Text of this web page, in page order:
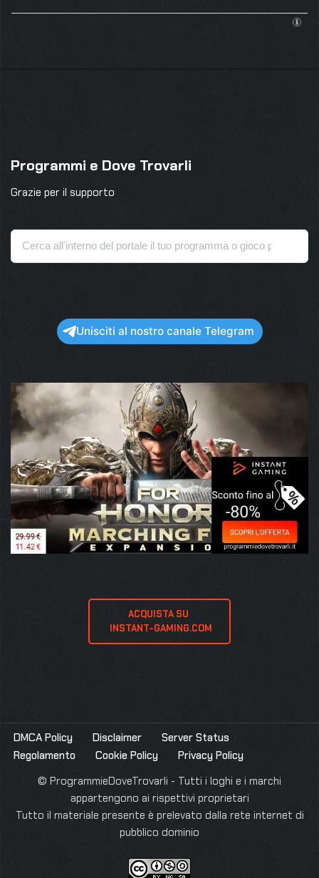
Programmi e Dove Trovarli
Grazie per il supporto
Unisciti al nostro canale Telegram
ACQUISTA SU
INSTANT-GAMING.COM
DMCA Policy Disclaimer
Server Status
Regolamento
Cookie Policy
Privacy Policy
© ProgrammieDoveTrovarli - Tutti i loghi e i marchi
appartengono ai rispettivi proprietari
Tutto il materiale presente è prelevato dalla rete internet di
pubblico dominio